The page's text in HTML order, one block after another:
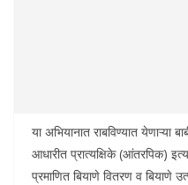
या अभियानात राबविण्यात येणाऱ्या
आधारीत प्रात्यक्षिके (आंतरपिक)
प्रमाणित बियाणे वितरण व बियाणे